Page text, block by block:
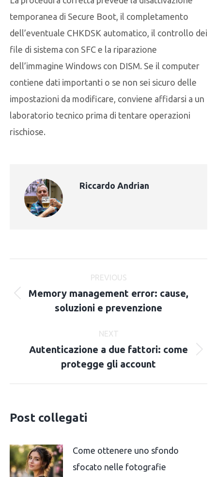
temporanea di Secure Boot, il completamento
dell’eventuale CHKDSK automatico, il controllo dei
file di sistema con SFC e la riparazione
dell’immagine Windows con DISM. Se il computer
contiene dati importanti o se non sei sicuro delle
impostazioni da modificare, conviene affidarsi a un
laboratorio tecnico prima di tentare operazioni
rischiose.
Riccardo Andrian
navigation
PREVIOUS
Memory management error: cause,
soluzioni e prevenzione
NEXT
Autenticazione a due fattori: come
protegge gli account
Post collegati
Come ottenere uno sfondo
sfocato nelle fotografie